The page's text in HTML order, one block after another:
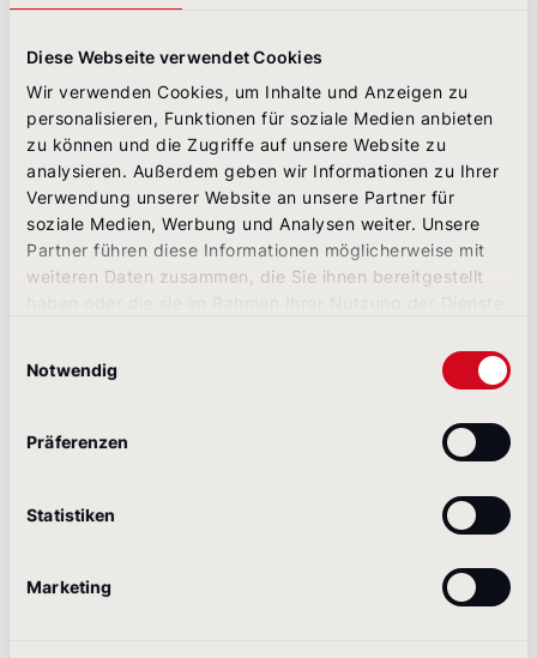
Diese Webseite verwendet Cookies
Wir verwenden Cookies, um Inhalte und Anzeigen zu
personalisieren, Funktionen für soziale Medien anbieten
zu können und die Zugriffe auf unsere Website zu
analysieren. Außerdem geben wir Informationen zu Ihrer
Verwendung unserer Website an unsere Partner für
soziale Medien, Werbung und Analysen weiter. Unsere
Partner führen diese Informationen möglicherweise mit
weiteren Daten zusammen, die Sie ihnen bereitgestellt
Notwendig
Präferenzen
Statistiken
Marketing
Buttons:
Reichweite zu verschenken, kann sich
schon lange niemand mehr leisten. Mit
Sharing Buttons im Media Center
ermöglichen Sie Medienvertretern und
Multiplikatoren nicht nur, Ihre Inhalte
schnell und einfach in den Sozialen
Medien zu teilen, sondern auch, sich
zu werden und damit weiterzuarbeiten.
Download-
Bildmaterial:
Beitrags. Diese sollten nicht erst bei